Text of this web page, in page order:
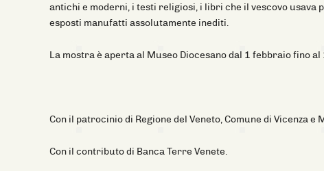
antichi e moderni, i testi religiosi, i libri che il vescovo
esposti manufatti assolutamente inediti.
La mostra è aperta al Museo Diocesano dal 1 febbraio fino
Con il patrocinio di Regione del Veneto, Comune di Vicenza e
Con il contributo di Banca Terre Venete.